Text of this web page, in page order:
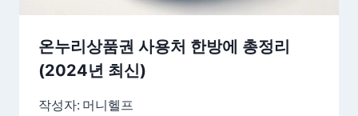
온누리상품권 사용처 한방에 총정리
(2024년 최신)
작성자: 머니헬프